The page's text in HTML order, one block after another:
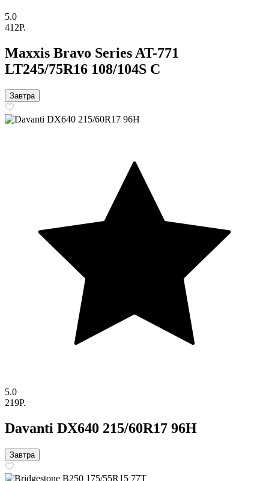
5.0
412P.
Maxxis Bravo Series AT-771
LT245/75R16 108/104S C
Завтра
5.0
219P.
Davanti DX640 215/60R17 96H
Завтра